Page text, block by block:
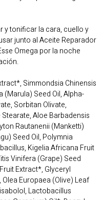
y tonificar la cara, cuello y
junto al Aceite Reparador
Omega por la noche
Simmondsia Chinensis
Seed Oil, Alpha-
Sorbitan Olivate,
Aloe Barbadensis
Rautanenii (Manketti)
Seed Oil, Polymnia
Kigelia Africana Fruit
Vinifera (Grape) Seed
Extract*, Glyceryl
Europaea (Olive) Leaf
Lactobacillus